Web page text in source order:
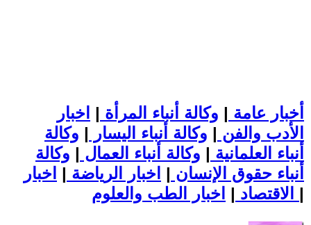
أخبار عامة | وكالة أنباء المرأة | اخبار
الأدب والفن | وكالة أنباء اليسار | وكالة
أنباء العلمانية | وكالة أنباء العمال | وكالة
أنباء حقوق الإنسان | اخبار الرياضة | اخبار
الاقتصاد | |